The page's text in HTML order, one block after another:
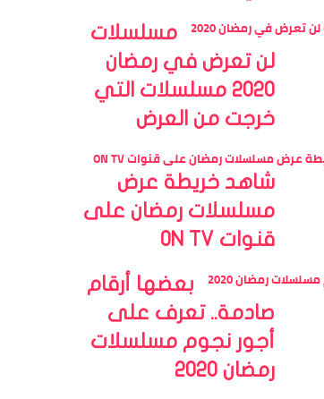
مسلسلات
لن تعرض في رمضان
2020 مسلسلات التي
خرجت من العرض
شاهد خريطة عرض
مسلسلات رمضان على
قنوات ON TV
بعضها أرقام
صادمة.. تعرف على
أجور نجوم مسلسلات
رمضان 2020